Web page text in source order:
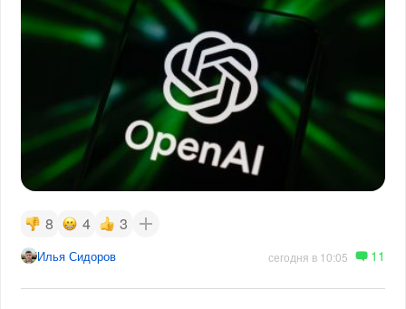
8 4 3
Илья Сидоров сегодня в 10:05 11